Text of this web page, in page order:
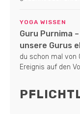
YOGA WISSEN
Guru Purnima
unsere Gurus
du schon mal von
Ereignis auf den